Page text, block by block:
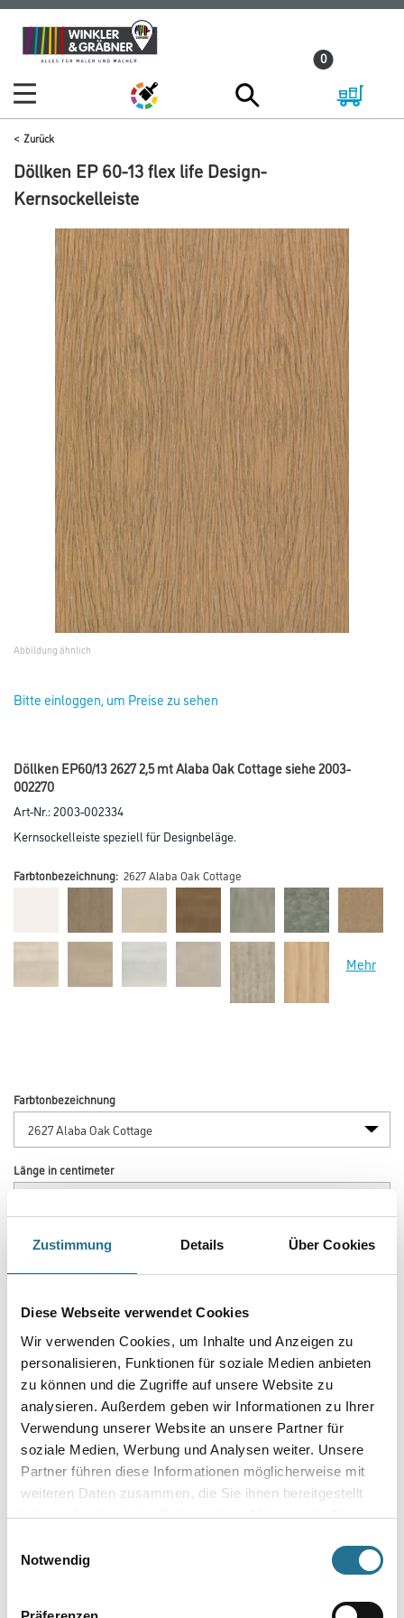
Zustimmung Details Über Cookies
Diese Webseite verwendet Cookies
Wir verwenden Cookies, um Inhalte und Anzeigen zu
personalisieren, Funktionen für soziale Medien anbieten
zu können und die Zugriffe auf unsere Website zu
analysieren. Außerdem geben wir Informationen zu Ihrer
Verwendung unserer Website an unsere Partner für
soziale Medien, Werbung und Analysen weiter. Unsere
Partner führen diese Informationen möglicherweise mit
weiteren Daten zusammen, die Sie ihnen bereitgestellt
haben oder die sie im Rahmen Ihrer Nutzung der Dienste
Notwendig
Zum
Inhalt
Zum
Navigationsmenü
0
Zurück
Döllken EP 60-13 flex life Design-
Kernsockelleiste
Abbildung ähnlich
Bitte einloggen, um Preise zu sehen
Döllken EP60/13 2627 2,5 mt Alaba Oak Cottage siehe 2003-
002270
Art-Nr.:2003-002334
Kernsockelleiste speziell für Designbeläge.
Farbtonbezeichnung: 2627 Alaba Oak Cottage
Mehr
Farbtonbezeichnung
Länge in centimeter
Breite in centimeter
Gebinde
Umrechnungsfaktoren